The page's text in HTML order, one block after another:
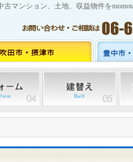
マンション、土地、収益物件を